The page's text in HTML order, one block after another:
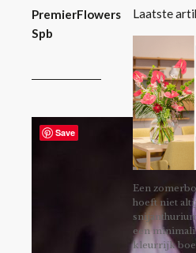
PremierFlowers
Spb
Laatste
Een
hoeft niet
een
kleurrijk
Save